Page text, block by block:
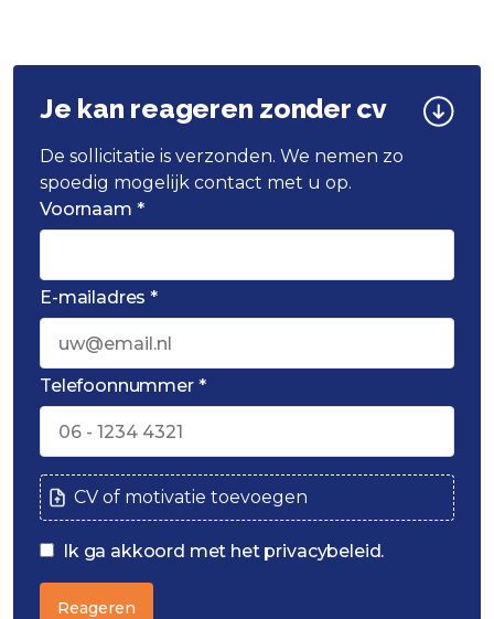
Je kan reageren zonder cv
De sollicitatie is verzonden. We nemen zo
spoedig mogelijk contact met u op.
Voornaam *
E-mailadres *
Telefoonnummer *
CV of motivatie toevoegen
Ik ga akkoord met het privacybeleid.
Reageren